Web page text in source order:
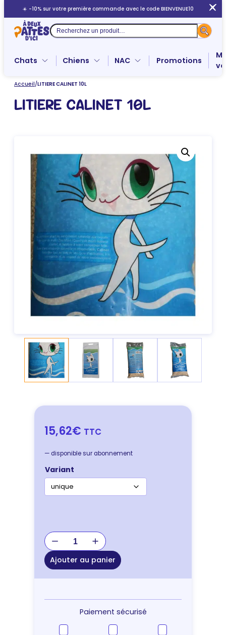
au
contenu
☀️ -10% sur votre première commande avec le code BIENVENUE10
Recherche
Chats Chiens NAC Promotions
Accueil/LITIERE CALINET 10L
LITIERE CALINET 10L
15,62€ TTC
— disponible sur abonnement
Variant
quantité
de
LITIERE
CALINET
10L
Ajouter au panier
Paiement sécurisé